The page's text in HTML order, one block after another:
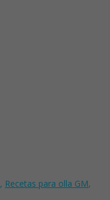
, Recetas para olla GM,